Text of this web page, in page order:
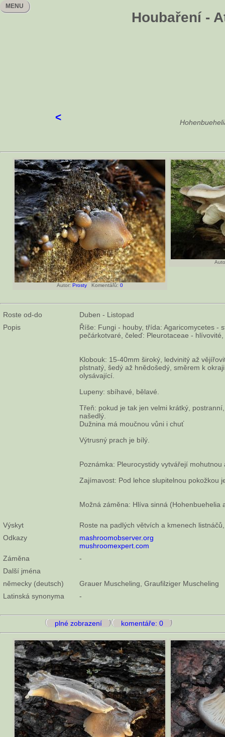
Houbaření -
MENU
<
Autor: Prosty Komentářů: 0
Roste od-do
Duben - Listopad
Popis
Říše: Fungi - houby, třída: Agaricomycetes -
pečárkotvaré, čeleď: Pleurotaceae -
Klobouk: 15-40mm široký, ledvinitý až
plstnatý, šedý až hnědošedý, směrem k
olysávající.
Lupeny: sbíhavé, bělavé.
Třeň: pokud je tak jen velmi krátký,
našedlý.
Dužnina má moučnou vůni i chuť
Výtrusný prach je bílý.
Poznámka: Pleurocystidy vytvářejí mohutnou
Zajímavost: Pod lehce slupitelnou pokožkou
Možná záměna: Hlíva sinná (Hohenbuehelia
Výskyt
Roste na padlých větvích a kmenech
Odkazy
mashroomobserver.org
mushroomexpert.com
Záměna
-
Další jména
německy (deutsch)
Grauer Muscheling, Graufilziger Muscheling
Latinská synonyma
-